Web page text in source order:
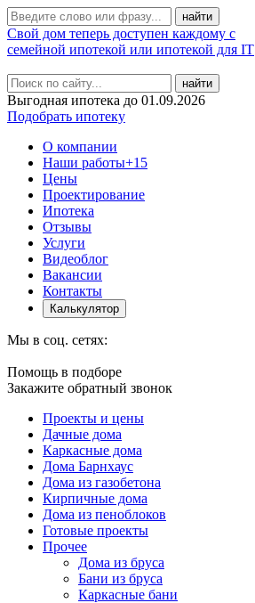
Свой дом теперь доступен каждому с
семейной ипотекой или ипотекой для IT
найти
Выгодная ипотека до 01.09.2026
Подобрать ипотеку
О компании
Наши работы+15
Цены
Проектирование
Ипотека
Отзывы
Услуги
Видеоблог
Вакансии
Контакты
Калькулятор
Мы в соц. сетях:
Помощь в подборе
Закажите обратный звонок
Проекты и цены
Дачные дома
Каркасные дома
Дома Барнхаус
Дома из газобетона
Кирпичные дома
Дома из пеноблоков
Готовые проекты
Прочее
Дома из бруса
Бани из бруса
Каркасные бани